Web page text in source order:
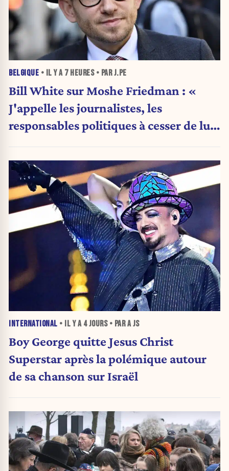
BELGIQUE • IL Y A 7 HEURES• PAR J.PE
Bill White sur Moshe Friedman : «
J'appelle les journalistes, les
responsables politiques à cesser de lui
INTERNATIONAL • IL Y A 4 JOURS• PAR A JS
Boy George quitte Jesus Christ
Superstar après la polémique autour
de sa chanson sur Israël